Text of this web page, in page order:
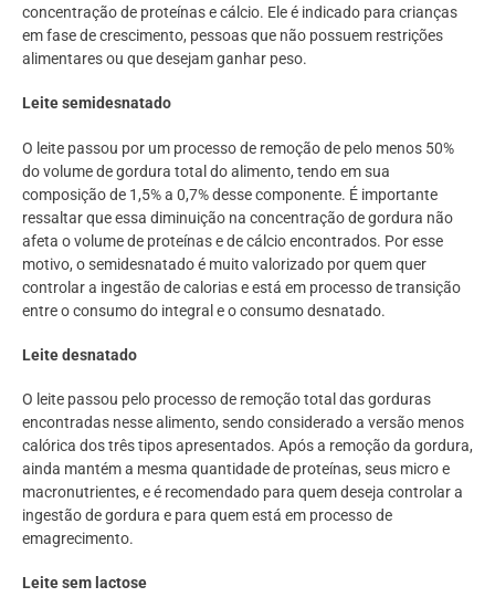
concentração de proteínas e cálcio. Ele é indicado para crianças
em fase de crescimento, pessoas que não possuem restrições
alimentares ou que desejam ganhar peso.
Leite semidesnatado
O leite passou por um processo de remoção de pelo menos 50%
do volume de gordura total do alimento, tendo em sua
composição de 1,5% a 0,7% desse componente. É importante
ressaltar que essa diminuição na concentração de gordura não
afeta o volume de proteínas e de cálcio encontrados. Por esse
motivo, o semidesnatado é muito valorizado por quem quer
controlar a ingestão de calorias e está em processo de transição
entre o consumo do integral e o consumo desnatado.
Leite desnatado
O leite passou pelo processo de remoção total das gorduras
encontradas nesse alimento, sendo considerado a versão menos
calórica dos três tipos apresentados. Após a remoção da gordura,
ainda mantém a mesma quantidade de proteínas, seus micro e
macronutrientes, e é recomendado para quem deseja controlar a
ingestão de gordura e para quem está em processo de
emagrecimento.
Leite sem lactose